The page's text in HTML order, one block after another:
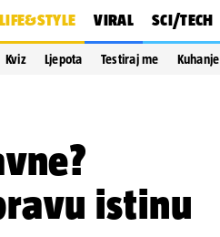
LIFE&STYLE VIRAL SCI/TECH
Kviz Ljepota Testiraj me Kuhanje
istinu